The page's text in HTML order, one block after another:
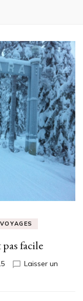
VOYAGES
facile
Laisser un